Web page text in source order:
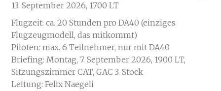
13. September 2026, 1700 LT
Flugzeit: ca. 20 Stunden pro DA40 (einziges
Flugzeugmodell, das mitkommt)
Piloten: max. 6 Teilnehmer, nur mit DA40
Briefing: Montag, 7. September 2026, 1900 LT,
Sitzungszimmer CAT, GAC 3. Stock
Leitung: Felix Naegeli